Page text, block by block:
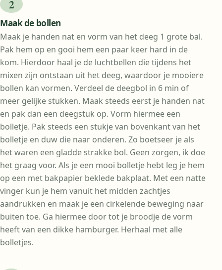
Maak de bollen
Maak je handen nat en vorm van het deeg 1 grote bal.
Pak hem op en gooi hem een paar keer hard in de
kom. Hierdoor haal je de luchtbellen die tijdens het
mixen zijn ontstaan uit het deeg, waardoor je mooiere
bollen kan vormen. Verdeel de deegbol in 6 min of
meer gelijke stukken. Maak steeds eerst je handen nat
en pak dan een deegstuk op. Vorm hiermee een
bolletje. Pak steeds een stukje van bovenkant van het
bolletje en duw die naar onderen. Zo boetseer je als
het waren een gladde strakke bol. Geen zorgen, ik doe
het graag voor. Als je een mooi bolletje hebt leg je hem
op een met bakpapier beklede bakplaat. Met een natte
vinger kun je hem vanuit het midden zachtjes
aandrukken en maak je een cirkelende beweging naar
buiten toe. Ga hiermee door tot je broodje de vorm
heeft van een dikke hamburger. Herhaal met alle
bolletjes.